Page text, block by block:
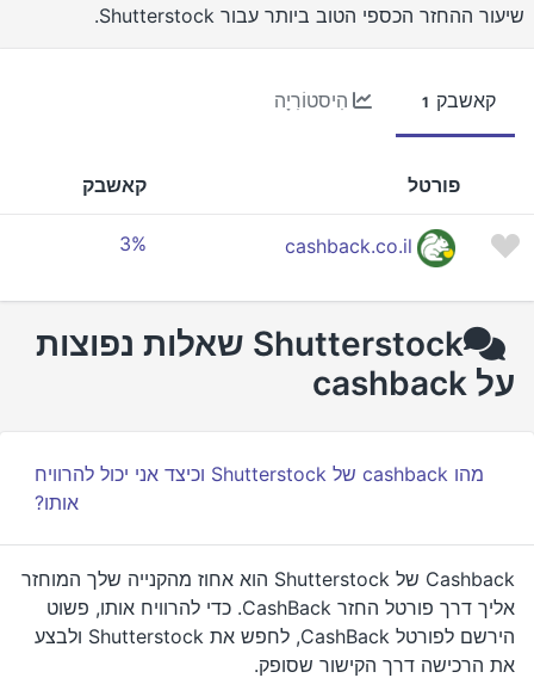
שיעור ההחזר הכספי הטוב ביותר עבור Shutterstock.
קאשבק 1 הִיסטוֹרִיָה
פורטל קאשבק
cashback.co.il
3%
Shutterstock שאלות נפוצות
על cashback
מהו cashback של Shutterstock וכיצד אני יכול להרוויח
אותו?
Cashback של Shutterstock הוא אחוז מהקנייה שלך המוחזר
אליך דרך פורטל החזר CashBack. כדי להרוויח אותו, פשוט
הירשם לפורטל CashBack, לחפש את Shutterstock ולבצע
את הרכישה דרך הקישור שסופק.